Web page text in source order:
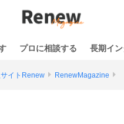
プロに相談する 長期イ
イトRenew RenewMagazine